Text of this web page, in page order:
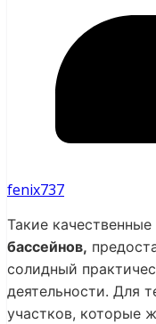
fenix737
Такие качественные
бассейнов,
солидный
деятельности. Для
участков, которые